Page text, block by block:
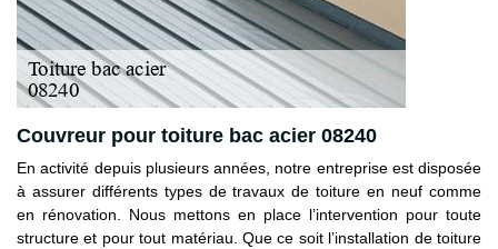
Couvreur pour toiture bac acier 08240
En activité depuis plusieurs années, notre entreprise est disposée
à assurer différents types de travaux de toiture en neuf comme
en rénovation. Nous mettons en place l’intervention pour toute
structure et pour tout matériau. Que ce soit l’installation de toiture